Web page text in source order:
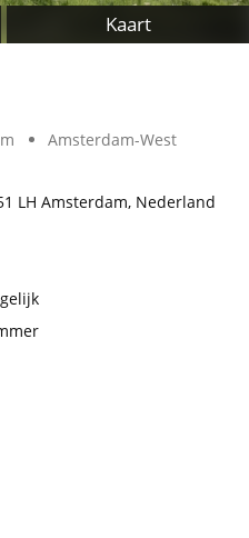
Kaart
Amsterdam-West
LH Amsterdam, Nederland